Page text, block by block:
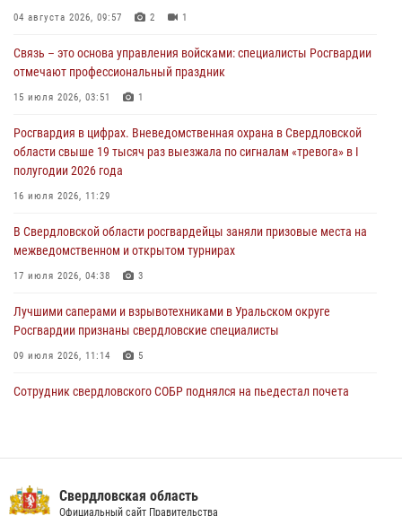
03 августа 2026, 07:43 3
Росгвардия приняла участие в межведомственном
антитеррористическом учении в Свердловской области
31 июля 2026, 12:27 1
Росгвардия обеспечивает безопасность граждан на южном
направлении
31 июля 2026, 06:56
рассказал об итогах работы подразделения в эфире телекомпании
«Телекон»
30 июля 2026, 11:33 1
04 августа 2026, 09:57 2 1
Связь – это основа управления войсками: специалисты Росгвардии
отмечают профессиональный праздник
15 июля 2026, 03:51 1
Росгвардия в цифрах. Вневедомственная охрана в Свердловской
области свыше 19 тысяч раз выезжала по сигналам «тревога» в I
полугодии 2026 года
16 июля 2026, 11:29
В Свердловской области росгвардейцы заняли призовые места на
межведомственном и открытом турнирах
17 июля 2026, 04:38 3
Лучшими саперами и взрывотехниками в Уральском округе
Росгвардии признаны свердловские специалисты
09 июля 2026, 11:14 5
Сотрудник свердловского СОБР поднялся на пьедестал почета
16 июля 2026, 13:07 4
Свердловская область
Официальный сайт Правительства